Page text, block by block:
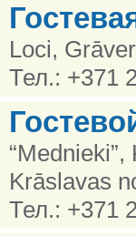
Loci,
Тел.: +371
Krāslavas
Тел.: +371